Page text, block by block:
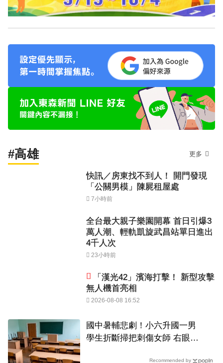
#高雄 更多
快訊／房東找不到人！ 開門發現
「公關男模」陳屍租屋處
7小時前
全台最大親子樂園開幕 首日引爆3
萬人潮、輕軌凱旋武昌站單日進出
4千人次
23小時前
「漢光42」濱海打擊！ 新型攻擊
無人機首亮相
2026-08-08 16:52
國中暑輔悲劇！小六升國一男
學生折斷掃把刺傷女師 右眼恐
Recommended by